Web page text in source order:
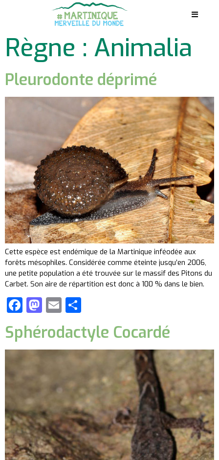
Règne : Animalia
Pleurodonte déprimé
Cette espèce est endémique de la Martinique inféodée aux
forêts mésophiles. Considérée comme éteinte jusqu’en 2006,
une petite population a été trouvée sur le massif des Pitons du
Carbet. Son aire de répartition est donc à 100 % dans le bien.
Facebook
Mastodon
Email
Sphérodactyle Cocardé